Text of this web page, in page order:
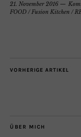
21. November 2016
FOOD /Fusion Kitchen /
VORHERIGE ARTIKEL
ÜBER MICH